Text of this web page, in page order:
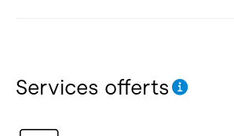
Services offerts